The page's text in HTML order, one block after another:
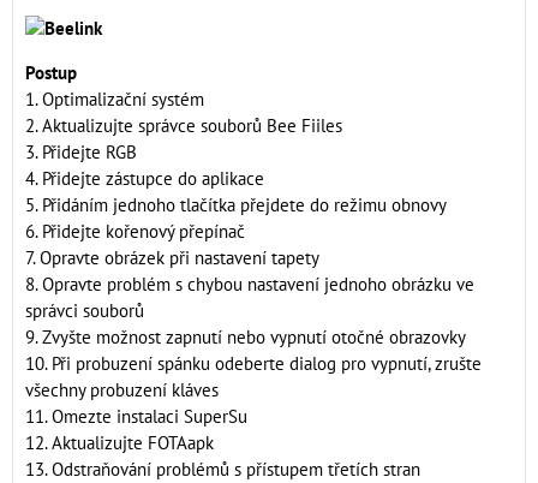
Postup
1. Optimalizační systém
2. Aktualizujte správce souborů Bee Fiiles
3. Přidejte RGB
4. Přidejte zástupce do aplikace
5. Přidáním jednoho tlačítka přejdete do režimu obnovy
6. Přidejte kořenový přepínač
7. Opravte obrázek při nastavení tapety
8. Opravte problém s chybou nastavení jednoho obrázku ve
správci souborů
9. Zvyšte možnost zapnutí nebo vypnutí otočné obrazovky
10. Při probuzení spánku odeberte dialog pro vypnutí, zrušte
všechny probuzení kláves
11. Omezte instalaci SuperSu
12. Aktualizujte FOTAapk
13. Odstraňování problémů s přístupem třetích stran